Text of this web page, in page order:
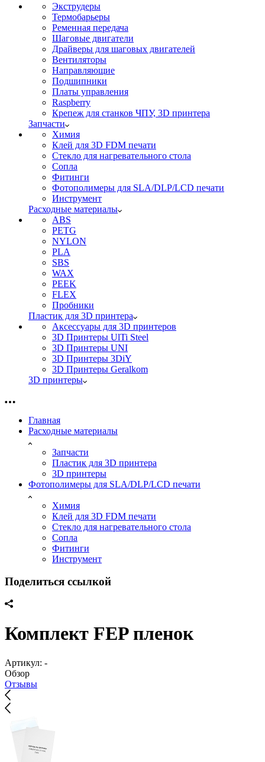
Экструдеры
Термобарьеры
Ременная передача
Шаговые двигатели
Драйверы для шаговых двигателей
Вентиляторы
Направляющие
Подшипники
Платы управления
Raspberry
Крепеж для станков ЧПУ, 3D принтера
Запчасти
Химия
Клей для 3D FDM печати
Стекло для нагревательного стола
Сопла
Фитинги
Фотополимеры для SLA/DLP/LCD печати
Инструмент
Расходные материалы
ABS
PETG
NYLON
PLA
SBS
WAX
PEEK
FLEX
Пробники
Пластик для 3D принтера
Аксессуары для 3D принтеров
3D Принтеры UlTi Steel
3D Принтеры UNI
3D Принтеры 3DiY
3D Принтеры Geralkom
3D принтеры
Главная
Расходные материалы
Запчасти
Пластик для 3D принтера
3D принтеры
Фотополимеры для SLA/DLP/LCD печати
Химия
Клей для 3D FDM печати
Стекло для нагревательного стола
Сопла
Фитинги
Инструмент
Поделиться ссылкой
Комплект FEP пленок
Артикул: -
Обзор
Отзывы